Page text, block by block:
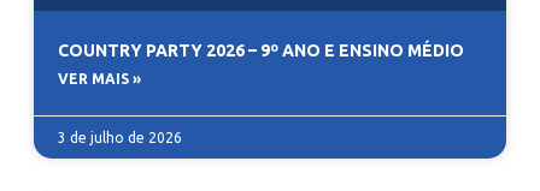
COUNTRY PARTY 2026 – 9º ANO E ENSINO MÉDIO
VER MAIS »
3 de julho de 2026